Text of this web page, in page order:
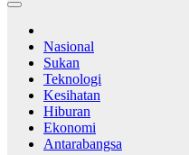
Nasional
Sukan
Teknologi
Kesihatan
Hiburan
Ekonomi
Antarabangsa